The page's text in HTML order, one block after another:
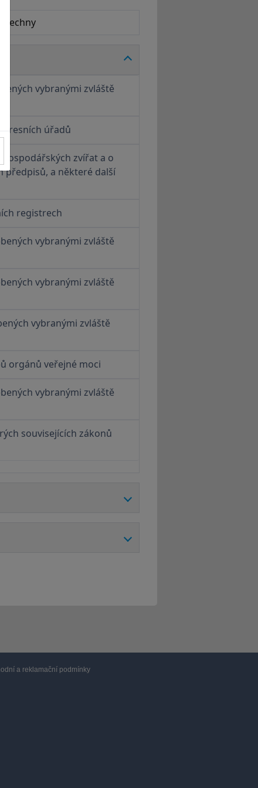
vybranými zvláště
úřadů
zvířat a o
předpisů, a některé další
registrech
vybranými zvláště
vybranými zvláště
vybranými zvláště
orgánů veřejné moci
vybranými zvláště
souvisejících zákonů
a reklamační podmínky